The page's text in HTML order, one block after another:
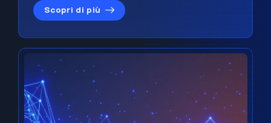
Scopri di più